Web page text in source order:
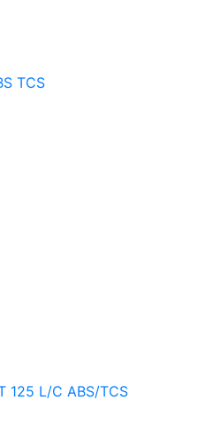
TCS
125 L/C ABS/TCS